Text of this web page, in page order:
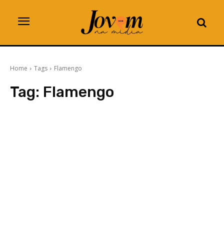
Home Tags Flamengo
Tag: Flamengo